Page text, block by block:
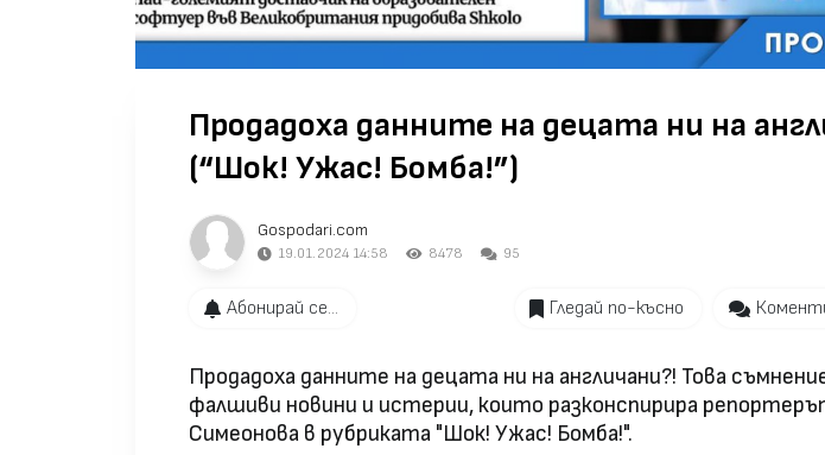
Продадоха данните на децата ни на
(“Шок! Ужас! Бомба!”)
Gospodari.com
19.01.2024 14:58 8478 95
Абонирай се... Гледай по-късно
Продадоха данните на децата ни на англичани?! Това
фалшиви новини и истерии, които разконспирира
Симеонова в рубриката "Шок! Ужас! Бомба!".